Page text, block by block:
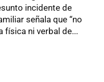
incidente de
señala que “no
física ni verbal de...